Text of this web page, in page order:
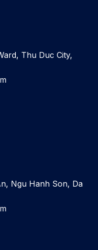
Thu Duc City,
Ngu Hanh Son, Da